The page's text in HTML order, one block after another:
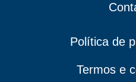
Política de
Termos e